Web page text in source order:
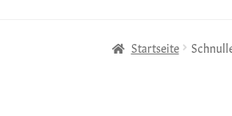
Startseite